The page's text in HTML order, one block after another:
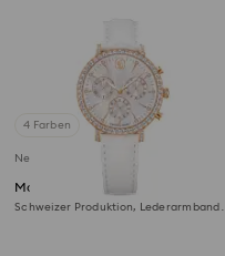
4 Farben
Neu
Matrix tennis chrono Uhr
Schweizer Produktion, Lederarmband,